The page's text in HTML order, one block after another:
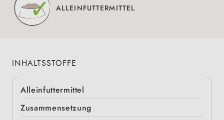
ALLEINFUTTERMITTEL
INHALTSSTOFFE
Alleinfuttermittel
Zusammensetzung